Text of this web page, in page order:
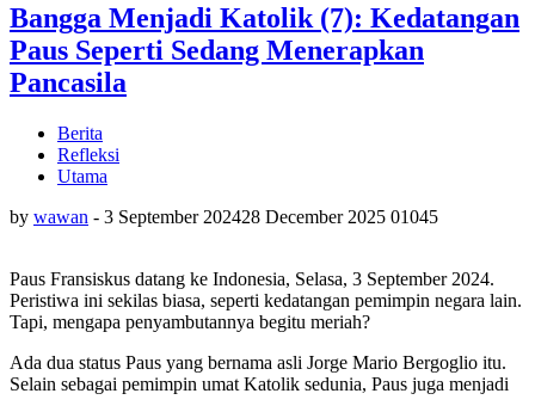
Bangga Menjadi Katolik (7): Kedatangan
Paus Seperti Sedang Menerapkan
Pancasila
Berita
Refleksi
Utama
by wawan - 3 September 202428 December 2025 01045
Paus Fransiskus datang ke Indonesia, Selasa, 3 September 2024.
Peristiwa ini sekilas biasa, seperti kedatangan pemimpin negara lain.
Tapi, mengapa penyambutannya begitu meriah?
Ada dua status Paus yang bernama asli Jorge Mario Bergoglio itu.
Selain sebagai pemimpin umat Katolik sedunia, Paus juga menjadi